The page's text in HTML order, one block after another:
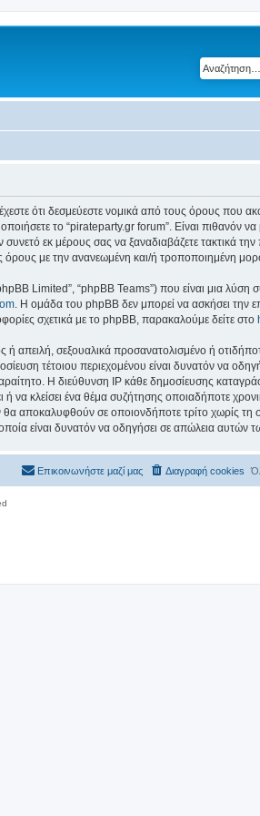
ότι δεσμεύεστε νομικά από τους όρους που
το “pirateparty.gr forum”. Είναι πιθανόν
εκ μέρους σας να ξαναδιαβάζετε τακτικά
όρους με την ανανεωμένη και/ή τροποποιημένη
Limited”, “phpBB Teams”) που είναι μια
. Η ομάδα του phpBB δεν μπορεί να ασκήσει την
σχετικά με το phpBB, παρακαλούμε δείτε στο
ή απειλή, σεξουαλικά προσανατολισμένο ή
τέτοιου περιεχομένου είναι δυνατόν να
Η διεύθυνση IP κάθε δημοσίευσης
κλείσει ένα θέμα συζήτησης οποιαδήποτε
θα αποκαλυφθούν σε οποιονδήποτε τρίτο χωρίς τη
είναι δυνατόν να οδηγήσει σε απώλεια αυτών
Διαγραφή cookies
Επικοινωνήστε μαζί μας